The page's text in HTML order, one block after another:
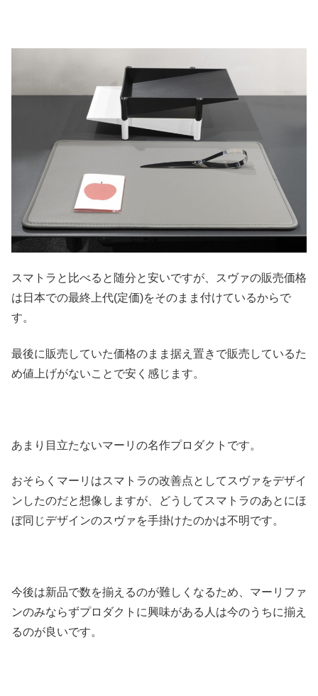
スマトラと比べると随分と安いですが、スヴァの販売価格
は日本での最終上代(定価)をそのまま付けているからで
す。
最後に販売していた価格のまま据え置きで販売しているた
め値上げがないことで安く感じます。
あまり目立たないマーリの名作プロダクトです。
おそらくマーリはスマトラの改善点としてスヴァをデザイ
ンしたのだと想像しますが、どうしてスマトラのあとにほ
ぼ同じデザインのスヴァを手掛けたのかは不明です。
今後は新品で数を揃えるのが難しくなるため、マーリファ
ンのみならずプロダクトに興味がある人は今のうちに揃え
るのが良いです。